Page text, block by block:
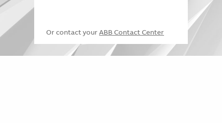
Or contact your ABB Contact Center